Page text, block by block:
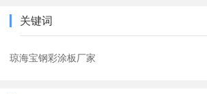
关键词
琼海宝钢彩涂板厂家